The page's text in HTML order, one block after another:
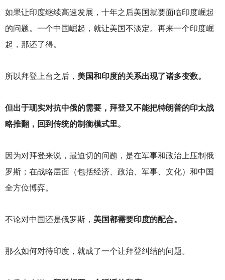
如果让印度继续高速发展，十年之后美国就要面临印度崛起
的问题。一个中国崛起，就让美国不淡定。再来一个印度崛
起，那还了得。
所以拜登上台之后， 美国和印度的关系出现了诸多变数。
但出于现实对抗中俄的需要，拜登又不能把特朗普的印太战
略推翻，回到传统的制衡模式里。
因为对拜登来说，最迫切的问题，是在军事和政治上压制俄
罗斯；在战略层面（包括经济、政治、军事、文化）和中国
全方位博弈。
不论对中国还是俄罗斯， 美国都需要印度的配合。
那么如何对待印度，就成了一个让拜登纠结的问题。